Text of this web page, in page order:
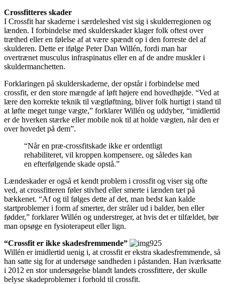
Crossfitteres skader
I Crossfit har skaderne i særdeleshed vist sig i skulderregionen og
lænden. I forbindelse med skulderskader klager folk oftest over
træthed eller en følelse af at være spændt op i den forreste del af
skulderen. Dette er ifølge Peter Dan Willén, fordi man har
overtrænet musculus infraspinatus eller en af de andre muskler i
skuldermanchetten.
Forklaringen på skulderskaderne, der opstår i forbindelse med
crossfit, er den store mængde af løft højere end hovedhøjde. “Ved at
lære den korrekte teknik til vægtløftning, bliver folk hurtigt i stand til
at løfte meget tunge vægte,” forklarer Willén og uddyber, “imidlertid
er de hverken stærke eller mobile nok til at holde vægten, når den er
over hovedet på dem”.
“Når en præ-crossfitskade ikke er ordentligt
rehabiliteret, vil kroppen kompensere, og således kan
en efterfølgende skade opstå.”
Lændeskader er også et kendt problem i crossfit og viser sig ofte
ved, at crossfitteren føler stivhed eller smerte i lænden tæt på
bækkenet. “Af og til følges dette af det, man bedst kan kalde
startproblemer i form af smerter, der stråler ud i balder, ben eller
fødder,” forklarer Willén og understreger, at hvis det er tilfældet, bør
man opsøge en fysioterapeut eller lign.
“Crossfit er ikke skadesfremmende”
Willén er imidlertid uenig i, at crossfit er ekstra skadesfremmende, så
han satte sig for at undersøge sandheden i påstanden. Han iværksatte
i 2012 en stor undersøgelse blandt landets crossfittere, der skulle
belyse skadeproblemer i forhold til crossfit.